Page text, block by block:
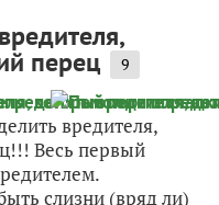
перец 9
вредителя,
Весь первый
слизни (вряд ли)